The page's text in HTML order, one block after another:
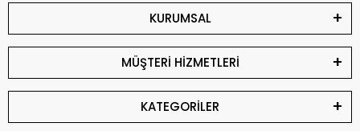
KURUMSAL
MÜŞTERİ HİZMETLERİ
KATEGORİLER